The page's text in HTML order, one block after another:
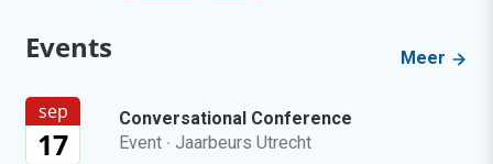
Events Meer
sep
17
Conversational Conference
Event · Jaarbeurs Utrecht